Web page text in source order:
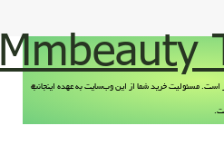
Mmbeauty
مسئولیت خرید شما از این وب‌سایت به عهده اینجانب